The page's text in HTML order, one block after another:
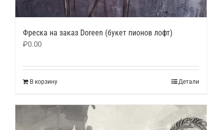
Фреска на заказ Doreen (букет пионов лофт)
₽0.00
В корзину Детали